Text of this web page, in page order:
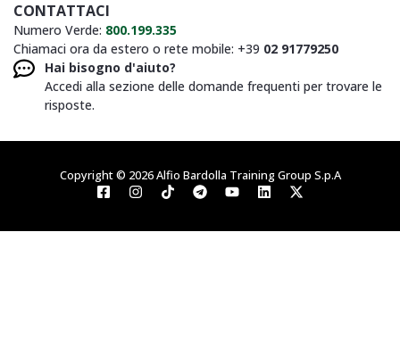
CONTATTACI
Numero Verde: 800.199.335
Chiamaci ora da estero o rete mobile: +39 02 91779250
Hai bisogno d'aiuto?
Accedi alla sezione delle domande frequenti per trovare le
risposte.
Copyright © 2026 Alfio Bardolla Training Group S.p.A